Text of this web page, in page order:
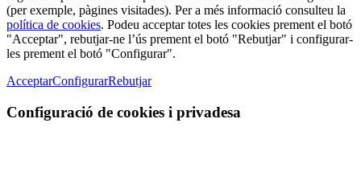
(per exemple, pàgines visitades). Per a més informació consulteu la
política de cookies. Podeu acceptar totes les cookies prement el botó
"Acceptar", rebutjar-ne l’ús prement el botó "Rebutjar" i configurar-
les prement el botó "Configurar".
AcceptarConfigurarRebutjar
Configuració de cookies i privadesa